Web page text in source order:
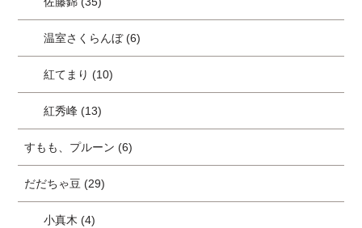
温室さくらんぼ (6)
紅てまり (10)
紅秀峰 (13)
すもも、プルーン (6)
だだちゃ豆 (29)
小真木 (4)